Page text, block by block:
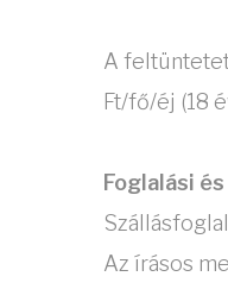
A
Ft/fő/éj (18
Foglalási
Az írásos